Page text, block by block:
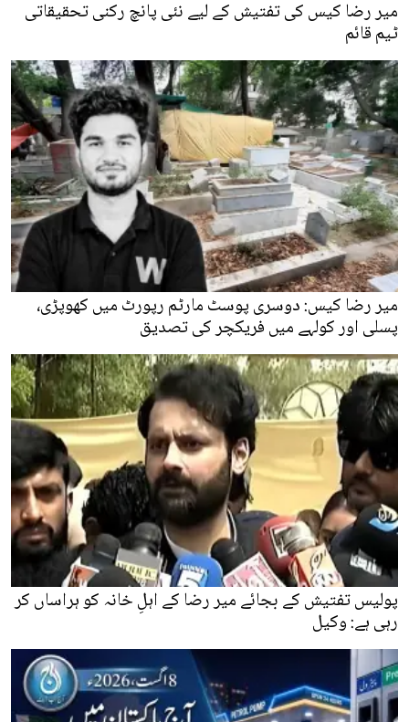
میر رضا کیس کی تفتیش کے لیے نئی پانچ رکنی تحقیقاتی
ٹیم قائم
میر رضا کیس: دوسری پوسٹ مارٹم رپورٹ میں کھوپڑی،
پسلی اور کولہے میں فریکچر کی تصدیق
پولیس تفتیش کے بجائے میر رضا کے اہلِ خانہ کو ہراساں کر
رہی ہے: وکیل